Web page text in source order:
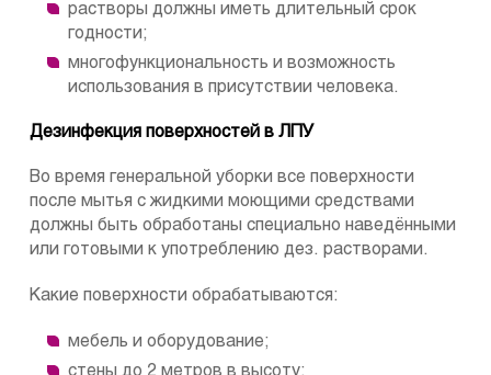
растворы должны иметь длительный срок
годности;
многофункциональность и возможность
использования в присутствии человека.
Дезинфекция поверхностей в ЛПУ
Во время генеральной уборки все поверхности
после мытья с жидкими моющими средствами
должны быть обработаны специально наведёнными
или готовыми к употреблению дез. растворами.
Какие поверхности обрабатываются:
мебель и оборудование;
стены до 2 метров в высоту;